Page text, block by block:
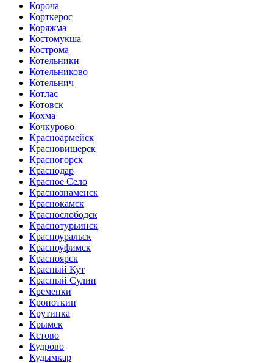
Короча
Корткерос
Коряжма
Костомукша
Кострома
Котельники
Котельниково
Котельнич
Котлас
Котовск
Кохма
Кочкурово
Красноармейск
Красновишерск
Красногорск
Краснодар
Красное Село
Краснознаменск
Краснокамск
Краснослободск
Краснотурьинск
Красноуральск
Красноуфимск
Красноярск
Красный Кут
Красный Сулин
Кременки
Кропоткин
Крутинка
Крымск
Кстово
Кудрово
Кудымкар